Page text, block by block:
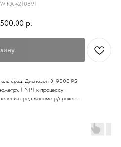
WIKA 4210891
р.
сред. Диапазон 0-9000 PSI
1 NPT к процессу
сред манометр/процесс